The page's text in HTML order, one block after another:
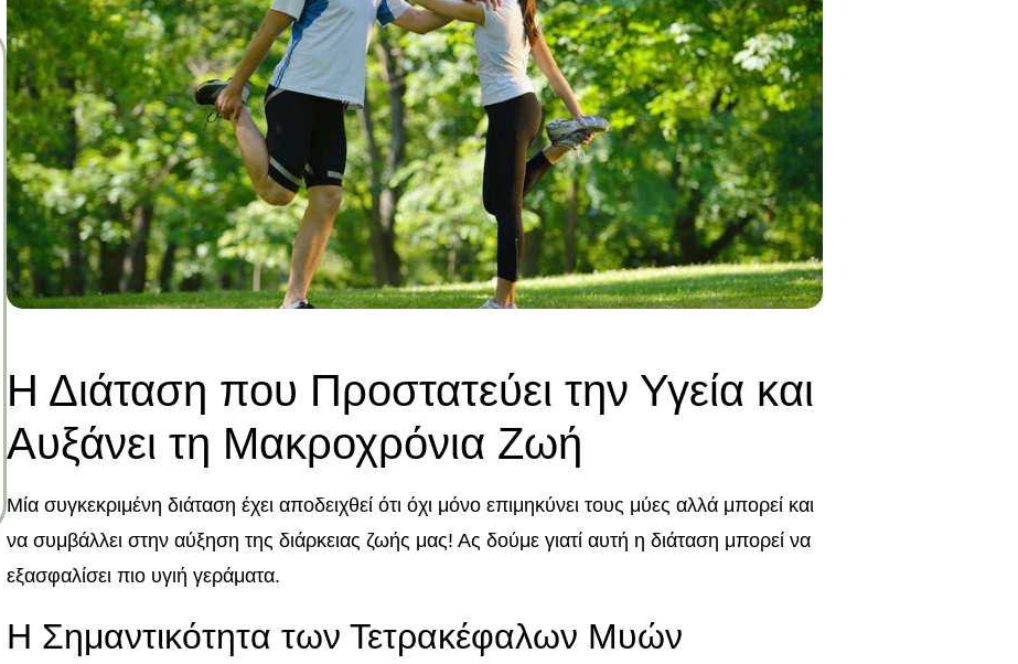
Η Διάταση που Προστατεύει την Υγεία και
Αυξάνει τη Μακροχρόνια Ζωή
Μία συγκεκριμένη διάταση έχει αποδειχθεί ότι όχι μόνο επιμηκύνει τους μύες αλλά μπορεί και
να συμβάλλει στην αύξηση της διάρκειας ζωής μας! Ας δούμε γιατί αυτή η διάταση μπορεί να
εξασφαλίσει πιο υγιή γεράματα.
Η Σημαντικότητα των Τετρακέφαλων Μυών